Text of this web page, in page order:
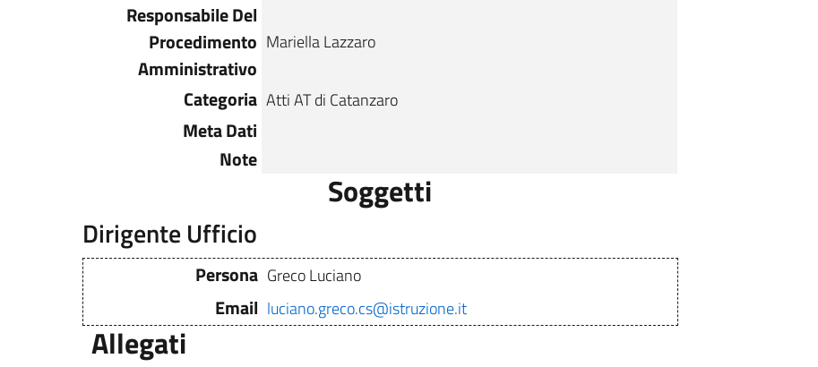
Responsabile Del
Procedimento
Amministrativo
Mariella Lazzaro
Categoria Atti AT di Catanzaro
Meta Dati
Note
Soggetti
Dirigente Ufficio
Persona Greco Luciano
Email luciano.greco.cs@istruzione.it
Allegati